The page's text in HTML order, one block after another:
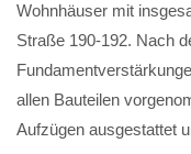
Wohnhäuser mit
Straße 190-192. Nach
allen Bauteilen
Aufzügen ausgestattet